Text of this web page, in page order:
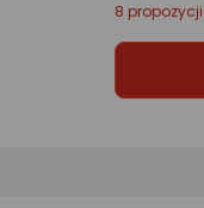
8 propozycji